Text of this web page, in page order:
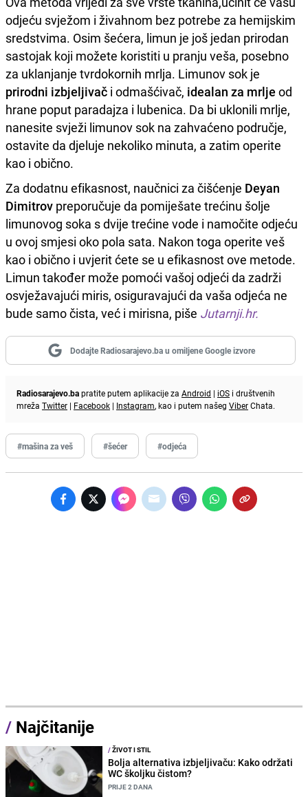
odjeću svježom i živahnom bez potrebe za hemijskim
sredstvima. Osim šećera, limun je još jedan prirodan
sastojak koji možete koristiti u pranju veša, posebno
za uklanjanje tvrdokornih mrlja. Limunov sok je
prirodni izbjeljivač i odmašćivač, idealan za mrlje od
hrane poput paradajza i lubenica. Da bi uklonili mrlje,
nanesite svježi limunov sok na zahvaćeno područje,
ostavite da djeluje nekoliko minuta, a zatim operite
kao i obično.
Za dodatnu efikasnost, naučnici za čišćenje Deyan
Dimitrov preporučuje da pomiješate trećinu šolje
limunovog soka s dvije trećine vode i namočite odjeću
u ovoj smjesi oko pola sata. Nakon toga operite veš
kao i obično i uvjerit ćete se u efikasnost ove metode.
Limun također može pomoći vašoj odjeći da zadrži
osvježavajući miris, osiguravajući da vaša odjeća ne
bude samo čista, već i mirisna, piše Jutarnji.hr.
Dodajte Radiosarajevo.ba u omiljene Google izvore
Radiosarajevo.bapratite putem aplikacije za Android | iOS i društvenih
mreža Twitter | Facebook | Instagram, kao i putem našeg ViberChata.
#mašina za veš #šećer #odjeća
/ Najčitanije
/ŽIVOT I STIL
Bolja alternativa izbjeljivaču: Kako održati
WC školjku čistom?
PRIJE 2 DANA